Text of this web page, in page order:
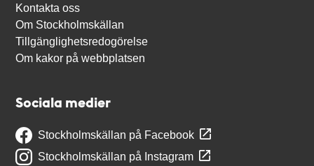
Kontakta oss
Om Stockholmskällan
Tillgänglighetsredogörelse
Om kakor på webbplatsen
Sociala medier
Stockholmskällan på Facebook
Stockholmskällan på Instagram